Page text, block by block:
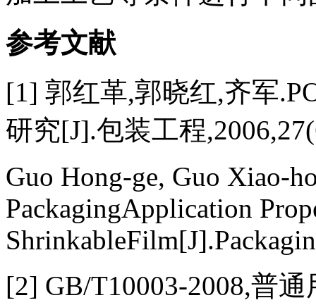
参考文献
[1] 郭红革,郭晓红,齐军
研究[J].包装工程
Guo Hong-ge, Guo Xiao-
PackagingApplication
[2] GB/T10003-2008,普